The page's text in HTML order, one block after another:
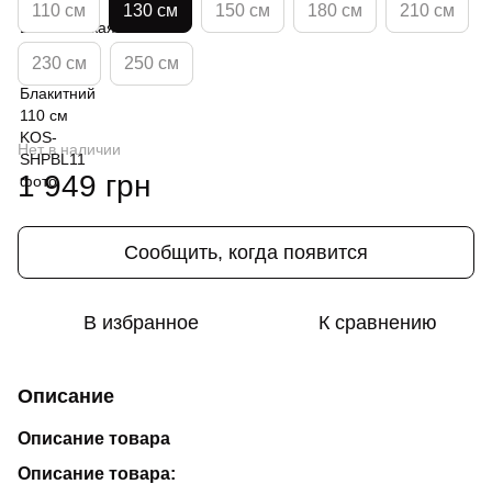
110 см 130 см 150 см 180 см 210 см
230 см 250 см
Нет в наличии
1 949 грн
Сообщить, когда появится
В избранное К сравнению
Описание
Описание товара
Описание товара: